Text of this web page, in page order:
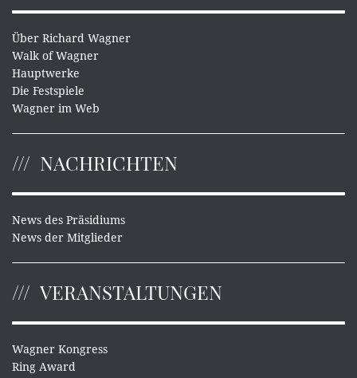
Über Richard Wagner
Walk of Wagner
Hauptwerke
Die Festspiele
Wagner im Web
NACHRICHTEN
News des Präsidiums
News der Mitglieder
VERANSTALTUNGEN
Wagner Kongress
Ring Award